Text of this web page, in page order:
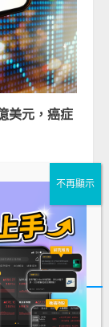
美元，癌症